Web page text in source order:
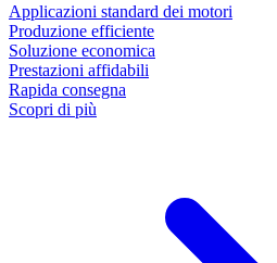
Applicazioni standard dei motori
Produzione efficiente
Soluzione economica
Prestazioni affidabili
Rapida consegna
Scopri di più